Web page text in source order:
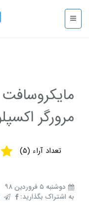
مرورگر
تعداد آراء (5
)
دوشنبه ۵ فروردین ۹۸
به اشتراک بگذارید: